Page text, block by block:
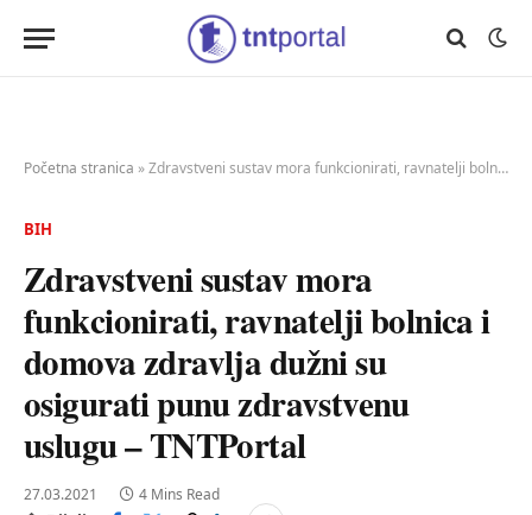
Početna stranica »Zdravstveni sustav mora funkcionirati, ravnatelji bolnica i domova zdravlja dužni su osigurati punu zdravstvenu uslugu – TNTPortal
BIH
Zdravstveni sustav mora
funkcionirati, ravnatelji bolnica i
domova zdravlja dužni su
osigurati punu zdravstvenu
uslugu – TNTPortal
27.03.2021 4 Mins Read